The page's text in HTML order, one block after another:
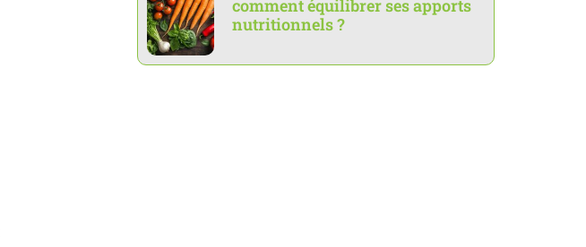
comment équilibrer ses apports
nutritionnels ?